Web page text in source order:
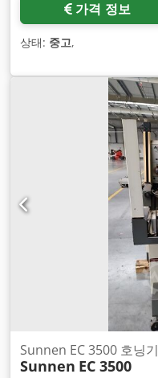
가격 정보
상태: 중고,
Sunnen EC 3500 호닝기
Sunnen EC 3500